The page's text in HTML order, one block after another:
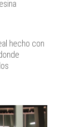
hecho con